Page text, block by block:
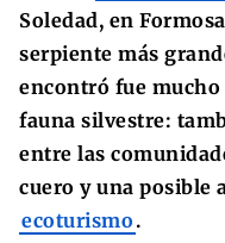
Soledad, en
serpiente más
encontró fue mucho
fauna silvestre:
entre las
cuero y una posible
ecoturismo .